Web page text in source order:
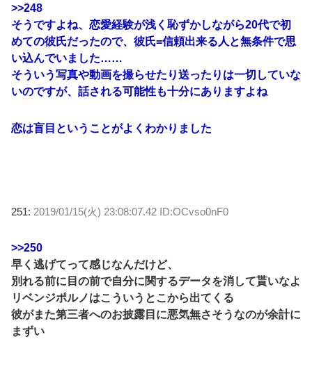
>>248
そうですよね、恋愛経験が浅く恥ずかしながら20代で初
めての彼氏だったので、彼氏=信頼出来る人と無条件で思
い込んでいました……
そういう写真や動画を撮らせたり送ったりは一切していな
いのですが、話される可能性も十分にありますよね
恋は盲目ということがよくわかりました
251: 2019/01/15(火) 23:08:07.42 ID:OCvso0nF0
>>250
早く逃げてって感じなんだけど、
別れる前に目の前で自分に関するデータを消して貰いなよ
リベンジポルノはこういうとこから出てくる
彼がまた第三者へのお披露目に悪気無さそうなのが余計に
まずい